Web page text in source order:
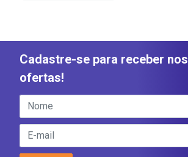
Cadastre-se para receber
ofertas!